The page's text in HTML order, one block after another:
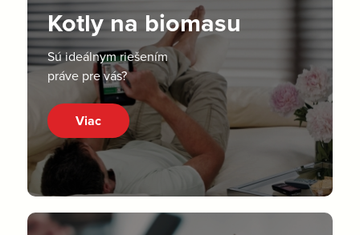
Kotly na biomasu
Sú ideálnym riešením
práve pre vás?
Viac